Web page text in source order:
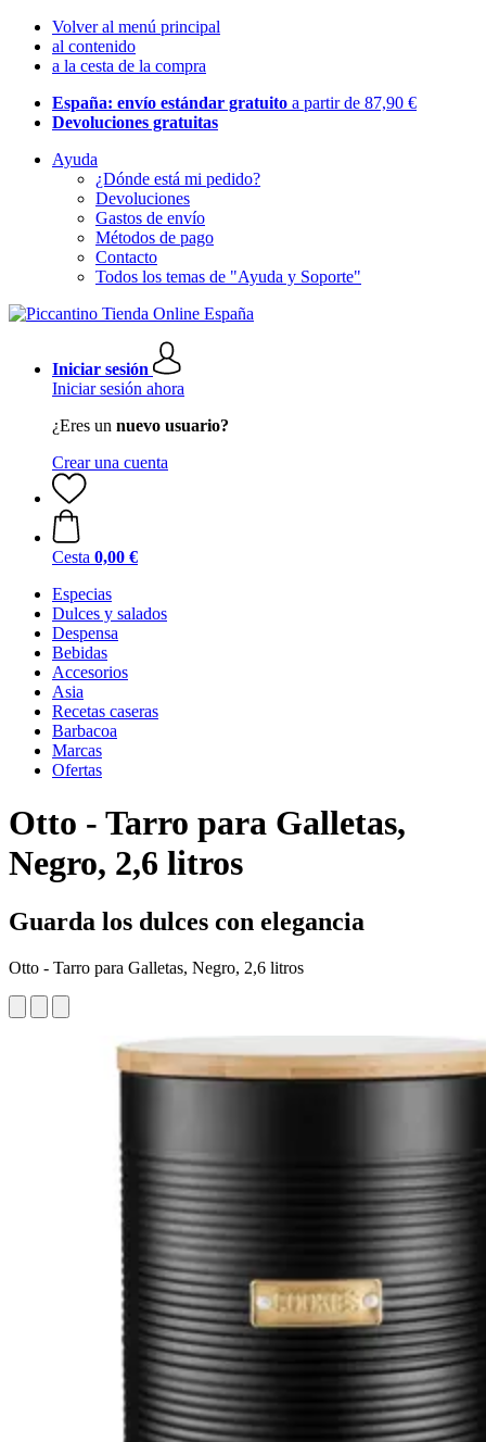
Volver al menú principal
al contenido
a la cesta de la compra
España: envío estándar gratuito a partir de 87,90 €
Devoluciones gratuitas
Ayuda
¿Dónde está mi pedido?
Devoluciones
Gastos de envío
Métodos de pago
Contacto
Todos los temas de "Ayuda y Soporte"
Iniciar sesión
Iniciar sesión ahora
¿Eres un nuevo usuario?
Crear una cuenta
Cesta 0,00 €
Especias
Dulces y salados
Despensa
Bebidas
Accesorios
Asia
Recetas caseras
Barbacoa
Marcas
Ofertas
Otto - Tarro para Galletas,
Negro, 2,6 litros
Guarda los dulces con elegancia
Otto - Tarro para Galletas, Negro, 2,6 litros